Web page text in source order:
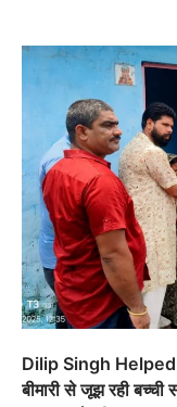
Dilip Singh
बीमारी से जूझ रही